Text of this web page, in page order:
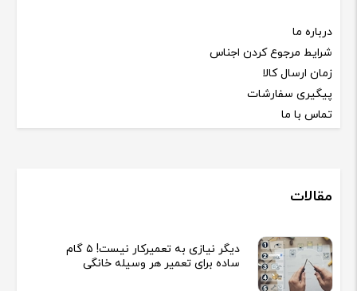
درباره ما
شرایط مرجوع کردن اجناس
زمان ارسال کالا
پیگیری سفارشات
تماس با ما
مقالات
دیگر نیازی به تعمیرکار نیست! ۵ گام
ساده برای تعمیر هر وسیله خانگی